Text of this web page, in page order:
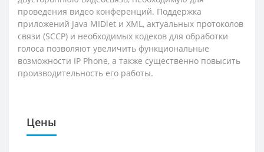
проведения видео конференций. Поддержка
приложений Java MIDlet и XML, актуальных протоколов
связи (SCCP) и необходимых кодеков для обработки
голоса позволяют увеличить функциональные
возможности IP Phone, а также существенно повысить
производительность его работы.
Цены